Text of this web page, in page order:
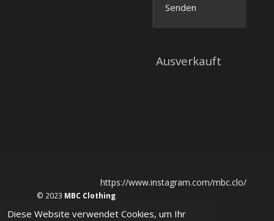
Diese Website verwendet Cookies, um Ihr
Senden
Ausverkauft
https://www.instagram.com/mbc.clo/
© 2023 MBC Clothing